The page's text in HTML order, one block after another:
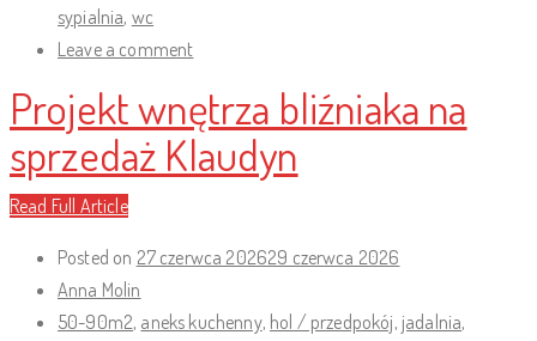
sypialnia, wc
Leave a comment
Projekt wnętrza bliźniaka na
sprzedaż Klaudyn
Read Full Article
Posted on 27 czerwca 202629 czerwca 2026
Anna Molin
50-90m2, aneks kuchenny, hol / przedpokój, jadalnia,